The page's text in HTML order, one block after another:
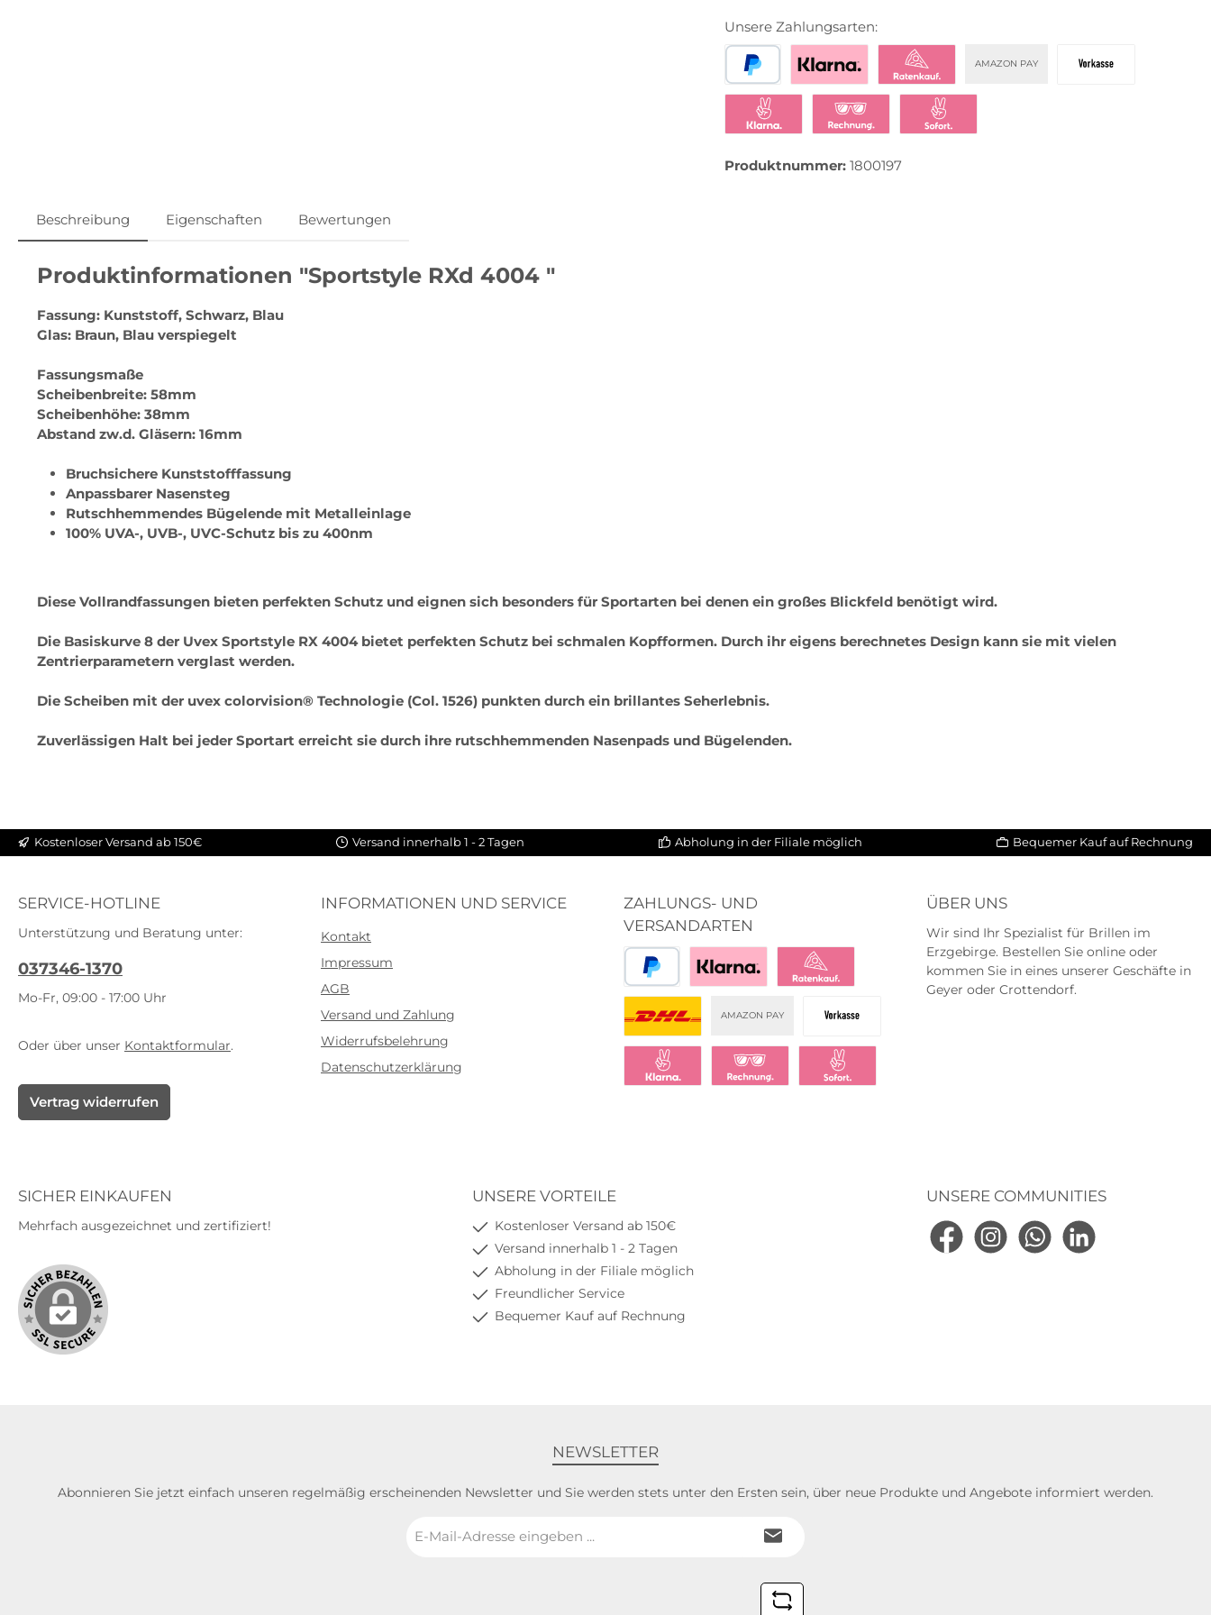
Unsere Zahlungsarten:
AMAZON PAY
PayPal Bezahlen mit KlarnaKlarna Ratenkauf
Produktnummer: 1800197
Beschreibung Eigenschaften Bewertungen
Produktinformationen "Sportstyle RXd 4004 "
Fassung: Kunststoff, Schwarz, Blau
Glas: Braun, Blau verspiegelt
Fassungsmaße
Scheibenbreite: 58mm
Scheibenhöhe: 38mm
Abstand zw.d. Gläsern: 16mm
Bruchsichere Kunststofffassung
Anpassbarer Nasensteg
Rutschhemmendes Bügelende mit Metalleinlage
100% UVA-, UVB-, UVC-Schutz bis zu 400nm
Diese Vollrandfassungen bieten perfekten Schutz und eignen sich besonders für Sportarten bei denen ein großes Blickfeld benötigt wird.
Die Basiskurve 8 der Uvex Sportstyle RX 4004 bietet perfekten Schutz bei schmalen Kopfformen. Durch ihr eigens berechnetes Design kann sie mit vielen
Zentrierparametern verglast werden.
Die Scheiben mit der uvex colorvision® Technologie (Col. 1526) punkten durch ein brillantes Seherlebnis.
Zuverlässigen Halt bei jeder Sportart erreicht sie durch ihre rutschhemmenden Nasenpads und Bügelenden.
Kostenloser Versand ab 150€ Versand innerhalb 1 - 2 Tagen Abholung in der Filiale möglich Bequemer Kauf auf Rechnung
SERVICE-HOTLINE
Unterstützung und Beratung unter:
037346-1370
Mo-Fr, 09:00 - 17:00 Uhr
Oder über unser Kontaktformular.
Vertrag widerrufen
INFORMATIONEN UND SERVICE
Kontakt
Impressum
AGB
Versand und Zahlung
Widerrufsbelehrung
Datenschutzerklärung
ZAHLUNGS- UND
VERSANDARTEN
AMAZON PAY
PayPal
Vorkasse
Bezahlen mit Klarna
DHL
ÜBER UNS
Wir sind Ihr Spezialist für Brillen im
Erzgebirge. Bestellen Sie online oder
kommen Sie in eines unserer Geschäfte in
Geyer oder Crottendorf.
SICHER EINKAUFEN
Mehrfach ausgezeichnet und zertifiziert!
UNSERE VORTEILE
Kostenloser Versand ab 150€
Versand innerhalb 1 - 2 Tagen
Abholung in der Filiale möglich
Freundlicher Service
Bequemer Kauf auf Rechnung
UNSERE COMMUNITIES
FacebookInstagramWhatsAppLinkedIn
NEWSLETTER
Abonnieren Sie jetzt einfach unseren regelmäßig erscheinenden Newsletter und Sie werden stets unter den Ersten sein, über neue Produkte und Angebote informiert werden.
Mail-